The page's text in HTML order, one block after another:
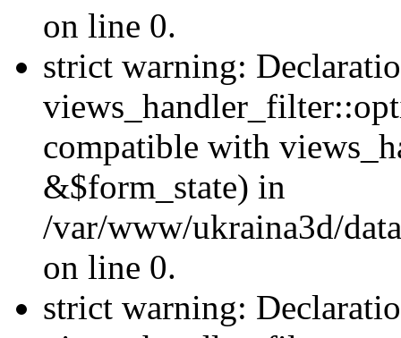
on line 0.
strict warning:
compatible with
&$form_state) in
/var/www/ukraina3d/
on line 0.
strict warning: